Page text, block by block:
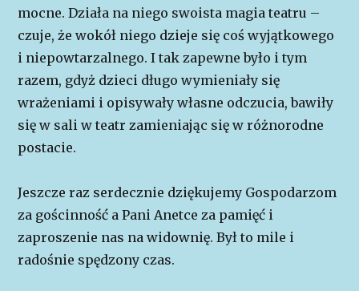
mocne. Działa na niego swoista magia teatru –
czuje, że wokół niego dzieje się coś wyjątkowego
i niepowtarzalnego. I tak zapewne było i tym
razem, gdyż dzieci długo wymieniały się
wrażeniami i opisywały własne odczucia, bawiły
się w sali w teatr zamieniając się w różnorodne
postacie.
Jeszcze raz serdecznie dziękujemy Gospodarzom
za gościnność a Pani Anetce za pamięć i
zaproszenie nas na widownię. Był to mile i
radośnie spędzony czas.